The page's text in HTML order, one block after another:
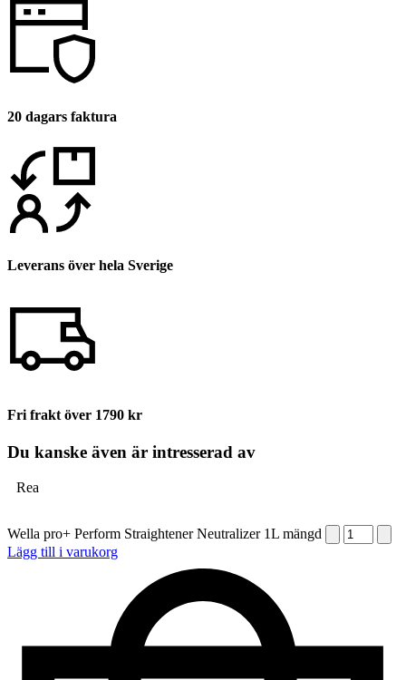
20 dagars faktura
Leverans över hela Sverige
Fri frakt över 1790 kr
Du kanske även är intresserad av
Rea
Wella pro+ Perform Straightener Neutralizer 1L mängd
Lägg till i varukorg